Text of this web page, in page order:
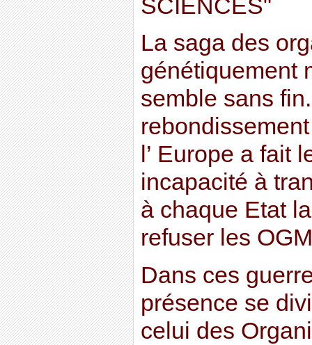
SCIENCES"
La saga des
génétiquement
semble sans
l’ Europe a fait
incapacité à
à chaque Etat
refuser les
Dans ces
présence se
celui des